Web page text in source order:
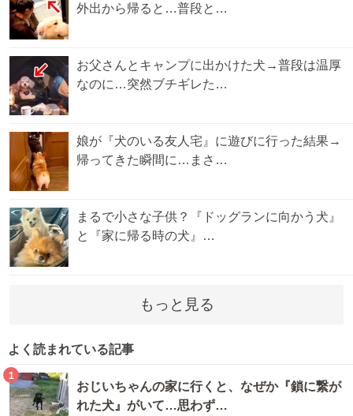
外出から帰ると…普段と…
お父さんとキャンプに出かけた犬→普段は温厚
なのに…突然ブチギレた…
娘が『犬のいる友人宅』に遊びに行った結果→
帰ってきた瞬間に…まさ…
まるで小さな子供？『ドッグランに向かう犬』
と『家に帰る時の犬』…
もっと見る
よく読まれている記事
1
おじいちゃんの家に行くと、なぜか『鎖に繋が
れた犬』がいて…思わず…